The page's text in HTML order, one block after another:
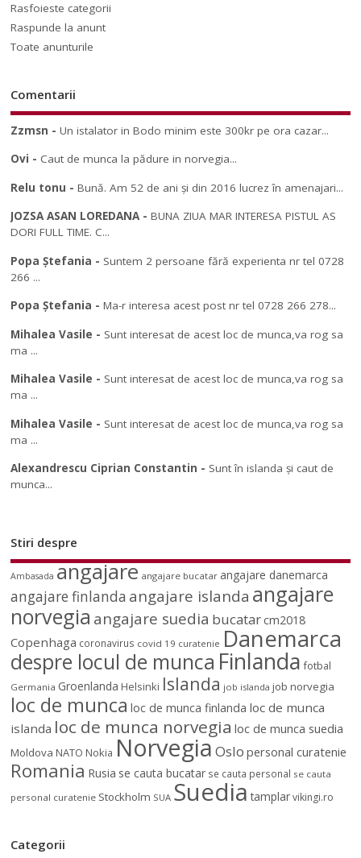
Rasfoieste categorii
Raspunde la anunt
Toate anunturile
Comentarii
Zzmsn -Un istalator in Bodo minim este 300kr pe ora cazar...
Ovi - Caut de munca la pădure in norvegia...
Relu tonu -Bună. Am 52 de ani și din 2016 lucrez în amenajari...
JOZSA ASAN LOREDANA-BUNA ZIUA MAR INTERESA PISTUL AS
DORI FULL TIME. C...
Popa Ștefania - Suntem 2 persoane fără experienta nr tel 0728
266 ...
Popa Ștefania -Ma-r interesa acest post nr tel 0728 266 278...
Mihalea Vasile - Sunt interesat de acest loc de munca,va rog sa
ma ...
Mihalea Vasile - Sunt interesat de acest loc de munca,va rog sa
ma ...
Mihalea Vasile - Sunt interesat de acest loc de munca,va rog sa
ma ...
Alexandrescu Ciprian Constantin - Sunt în islanda și caut de
munca...
Stiri despre
Ambasada angajare angajare bucatar angajare danemarca
angajare finlanda angajare islanda angajare
norvegia angajare suedia bucatarcm2018
Copenhaga coronavirus covid 19 curatenie Danemarca
despre locul de munca Finlanda fotbal
Germania Groenlanda Helsinki Islanda job islanda job norvegia
loc de munca loc de munca finlanda loc de munca
islanda loc de munca norvegia loc de munca suedia
Moldova NATO Nokia NorvegiaOslo personal curatenie
Romania Rusia se cauta bucatar se cauta personal se cauta
personal curatenie Stockholm SUA Suedia tamplar vikingi.ro
Categorii